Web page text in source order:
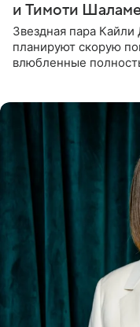
и Тимоти
Звездная пара
планируют скорую
влюбленные